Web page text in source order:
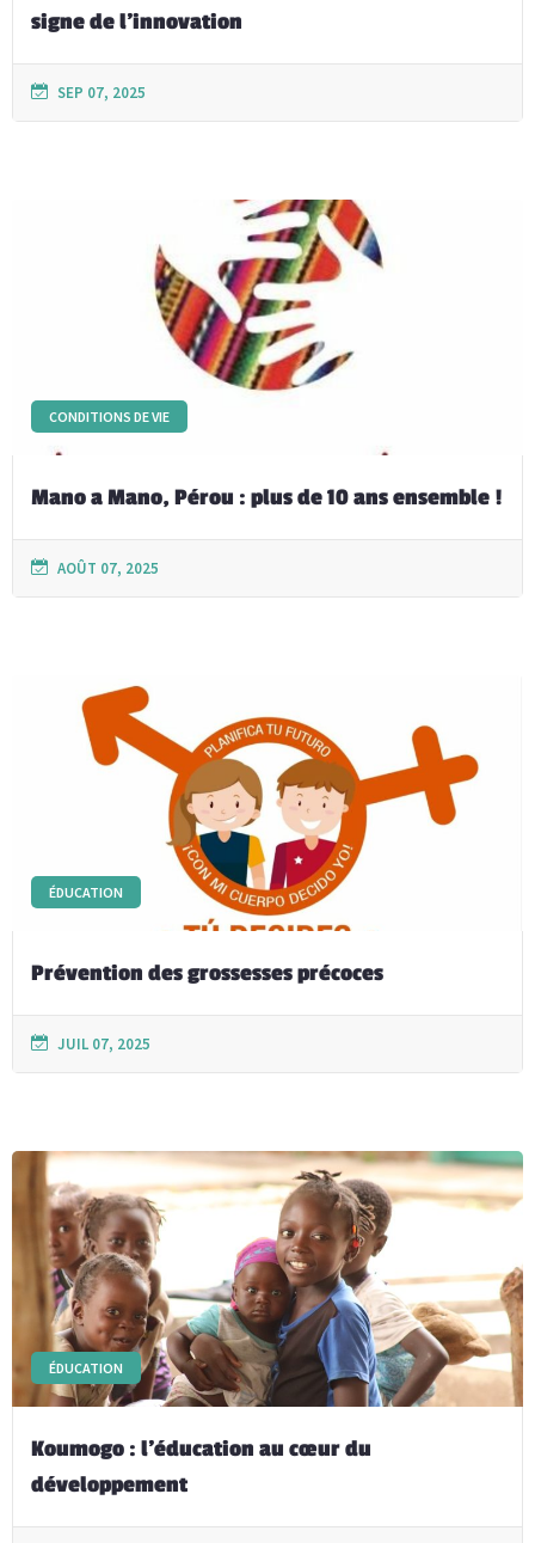
signe de l’innovation
SEP 07, 2025
CONDITIONS DE VIE
Mano a Mano, Pérou : plus de 10 ans ensemble !
AOÛT 07, 2025
ÉDUCATION
Prévention des grossesses précoces
JUIL 07, 2025
ÉDUCATION
Koumogo : l’éducation au cœur du
développement